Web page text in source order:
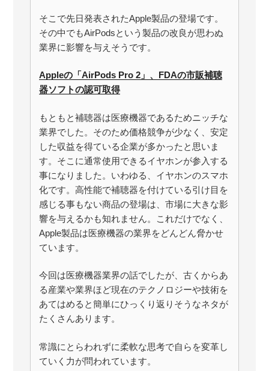
そこで先日発表されたApple製品の登場です。
その中でもAirPodsという製品の改良が思わぬ
業界に影響を与えそうです。
Appleの「AirPods Pro 2」、FDAの市販補聴
器ソフトの認可取得
もともと補聴器は医療機器であるためニッチな
業界でした。そのため価格競争が少なく、安定
した収益を得ている企業が多かったと思いま
す。そこに通常使用できるイヤホンが参入する
事になりました。いわゆる、イヤホンのスマホ
化です。高性能で補聴器を付けている引け目を
感じる事もない商品の登場は、市場に大きな影
響を与えるかも知れません。これだけでなく、
Apple製品は医療機器の業界をどんどん脅かせ
ています。
今回は医療機器業界の話でしたが、古くからあ
る産業や業界ほど現在のテクノロジーや技術を
あてはめると簡単にひっくり返りそうなネタが
たくさんあります。
常識にとらわれずに柔軟な思考で自らを変革し
ていく力が問われています。